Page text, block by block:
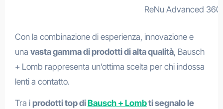
ReNu Advanced 360
Con la combinazione di esperienza, innovazione e
una vasta gamma di prodotti di alta qualità, Bausch
+ Lomb rappresenta un’ottima scelta per chi indossa
lenti a contatto.
Tra i prodotti top diBausch + Lombti segnalo le